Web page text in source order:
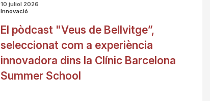
10 juliol 2026
Innovació
El pòdcast "Veus de Bellvitge”,
seleccionat com a experiència
innovadora dins la Clínic Barcelona
Summer School